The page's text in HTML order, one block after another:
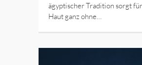
ägyptischer Tradition sorgt
Haut ganz ohne…